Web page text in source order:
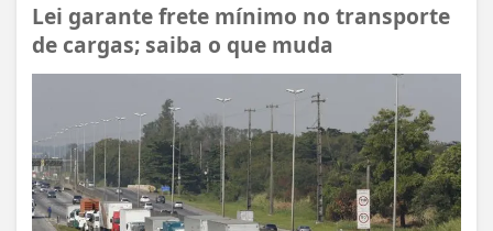
Lei garante frete mínimo no transporte
de cargas; saiba o que muda